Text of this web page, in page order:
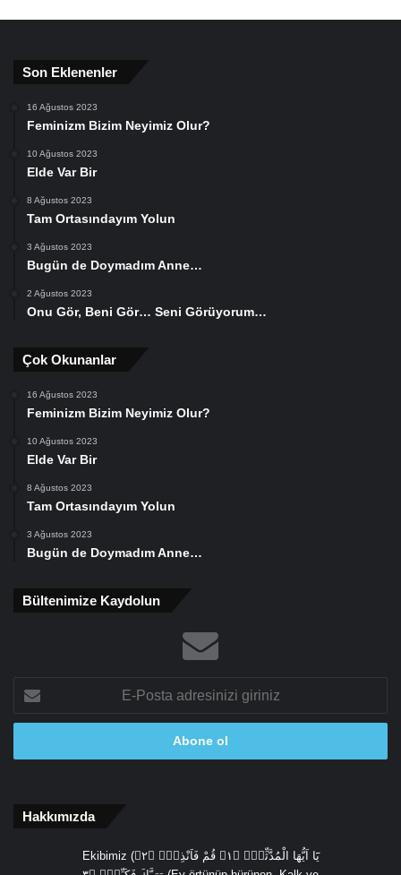
Son Eklenenler
16 Ağustos 2023
Feminizm Bizim Neyimiz Olur?
10 Ağustos 2023
Elde Var Bir
8 Ağustos 2023
Tam Ortasındayım Yolun
3 Ağustos 2023
Bugün de Doymadım Anne…
2 Ağustos 2023
Onu Gör, Beni Gör… Seni Görüyorum…
Çok Okunanlar
16 Ağustos 2023
Feminizm Bizim Neyimiz Olur?
10 Ağustos 2023
Elde Var Bir
8 Ağustos 2023
Tam Ortasındayım Yolun
3 Ağustos 2023
Bugün de Doymadım Anne…
Bültenimize Kaydolun
Posta
adresinizi
Hakkımızda
Ekibimiz (يَٓا اَيُّهَا الْمُدَّثِّرُۙ ﴿١﴾ قُمْ فَاَنْذِرْۙ ﴿٢﴾